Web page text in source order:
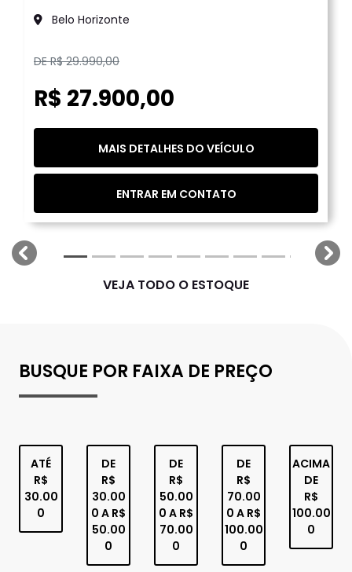
Belo Horizonte
DE R$ 29.990,00
R$ 27.900,00
MAIS DETALHES DO VEÍCULO
ENTRAR EM CONTATO
templates.template-
VEJA TODO O ESTOQUE
BUSQUE POR FAIXA DE PREÇO
ATÉ
R$
30.00
0
DE
R$
30.00
0 A R$
50.00
0
DE
R$
50.00
0 A R$
70.00
0
DE
R$
70.00
0 A R$
100.00
0
ACIMA
DE
R$
100.00
0